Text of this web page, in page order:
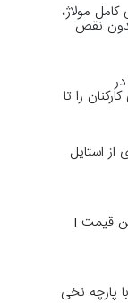
مولاژ،
نقص
را تا
استایل
بهترین قیمت |
پارچه نخی